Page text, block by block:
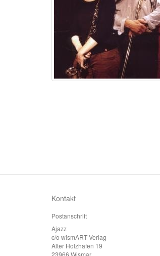
Kontakt
Postanschrift
Ajazz
c/o wismART Verlag
Alter Holzhafen 19
23966 Wismar